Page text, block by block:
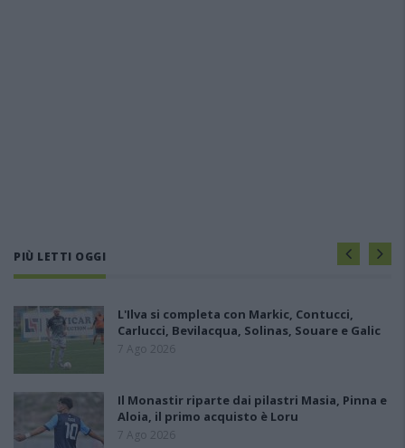
PIÙ LETTI OGGI
L'Ilva si completa con Markic, Contucci,
Carlucci, Bevilacqua, Solinas, Souare e Galic
7 Ago 2026
Il Monastir riparte dai pilastri Masia, Pinna e
Aloia, il primo acquisto è Loru
7 Ago 2026